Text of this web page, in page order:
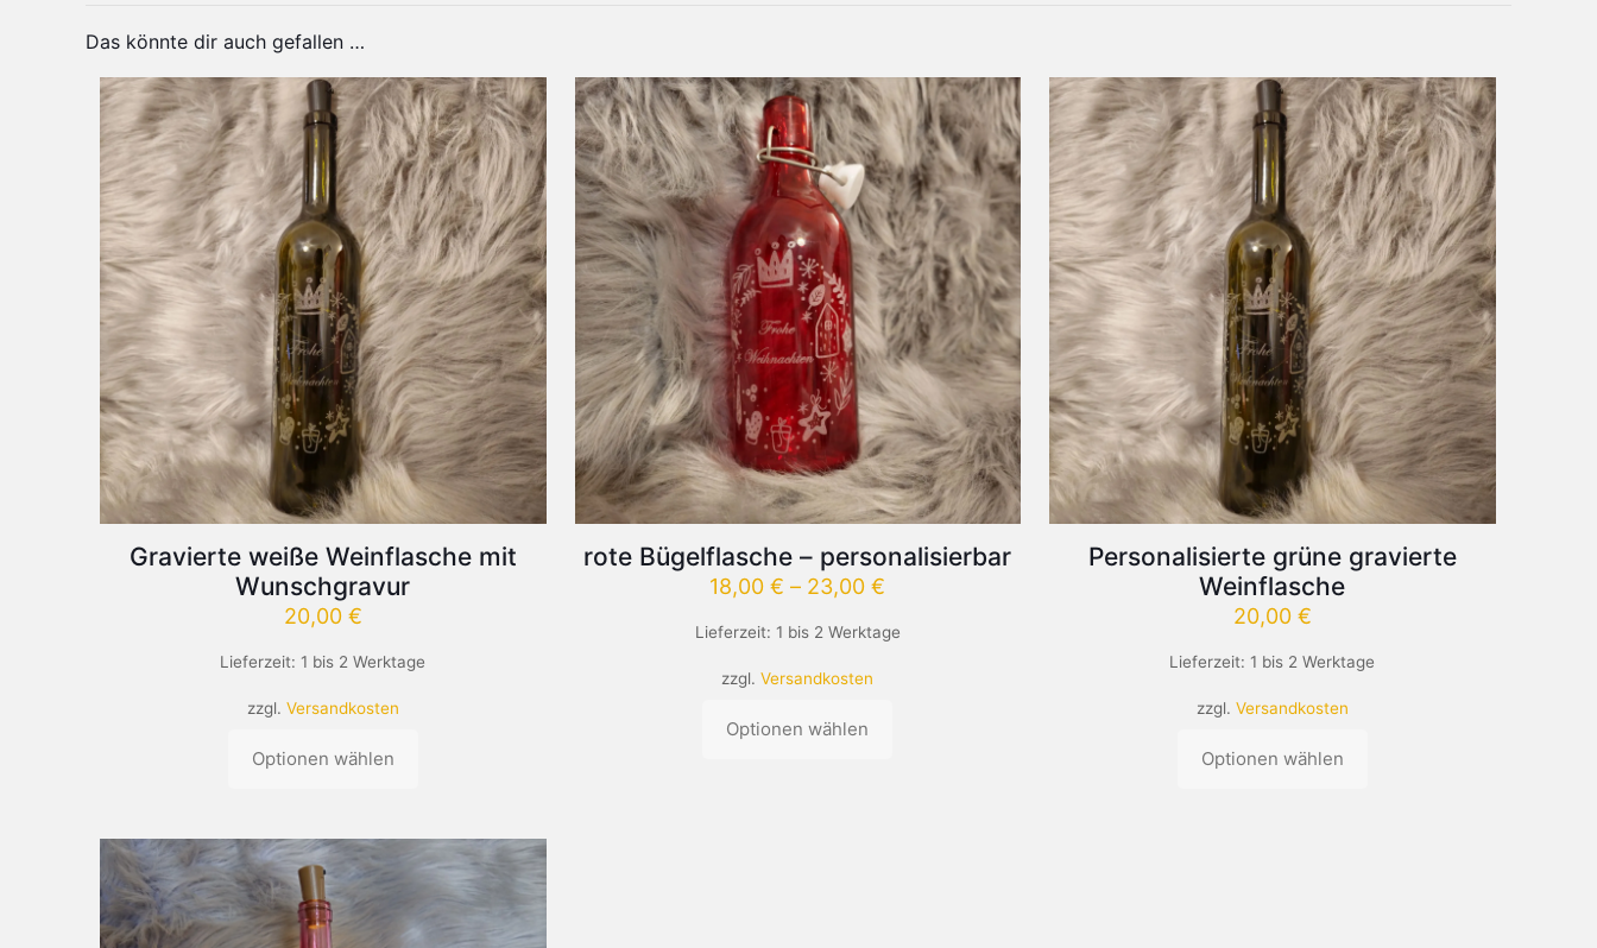
Das könnte dir auch gefallen …
Gravierte weiße Weinflasche mit
Wunschgravur
20,00 €
Lieferzeit:1 bis 2 Werktage
zzgl. Versandkosten
Optionen wählen
Dieses
mehrere
Varianten
auf.
Die
Optionen
rote Bügelflasche – personalisierbar
18,00€ – 23,00€
Lieferzeit: 1 bis 2 Werktage
zzgl.Versandkosten
Optionen wählen
Dieses
Personalisierte grüne gravierte
Weinflasche
20,00 €
Lieferzeit:1 bis 2 Werktage
zzgl. Versandkosten
Optionen wählen
Dieses